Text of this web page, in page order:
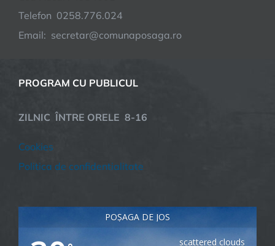
Telefon 0258.776.024
Email: secretar@comunaposaga.ro
PROGRAM CU PUBLICUL
ZILNIC ÎNTRE ORELE 8-16
Cookies
Politica de confidentialitate
POȘAGA DE JOS
scattered clouds